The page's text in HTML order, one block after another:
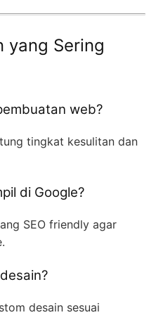
yang Sering
web?
tingkat kesulitan dan
di Google?
SEO friendly agar
desain sesuai